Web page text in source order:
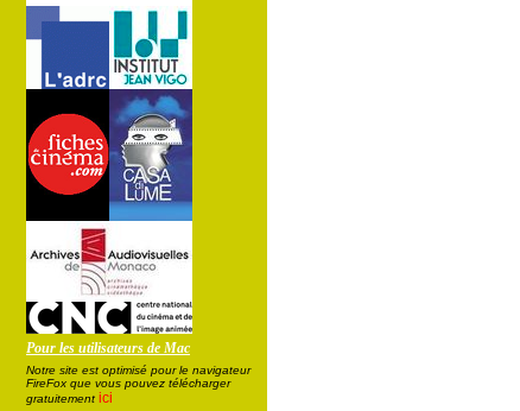
Pour les utilisateurs de Mac
Notre site est optimisé pour le navigateur
FireFox que vous pouvez télécharger
gratuitement ici